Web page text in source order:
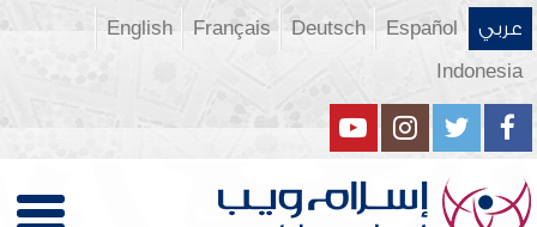
عربي Español
Deutsch
Français
English
Indonesia